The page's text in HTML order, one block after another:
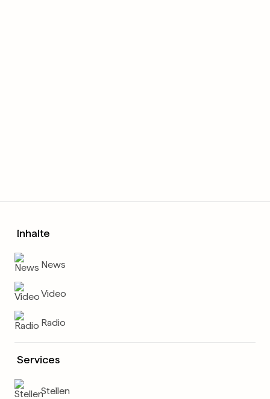
Inhalte
News
Video
Radio
Services
Stellen